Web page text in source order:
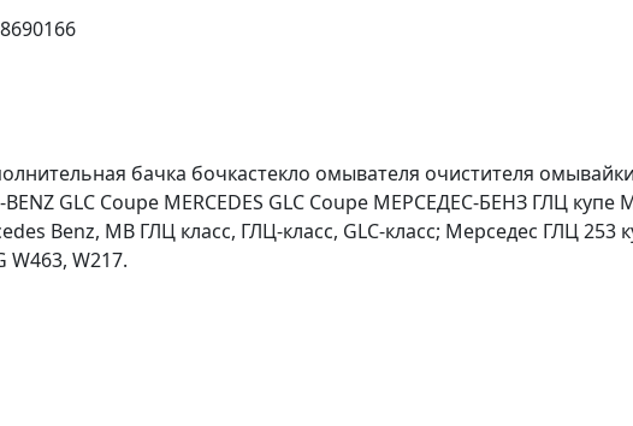
бачка бочкастекло омывателя очистителя
GLC Coupe MERCEDES GLC Coupe МЕРСЕДЕС-БЕНЗ ГЛЦ
Benz, MB ГЛЦ класс, ГЛЦ-класс, GLC-класс; Мерседес ГЛЦ 253
W463, W217.